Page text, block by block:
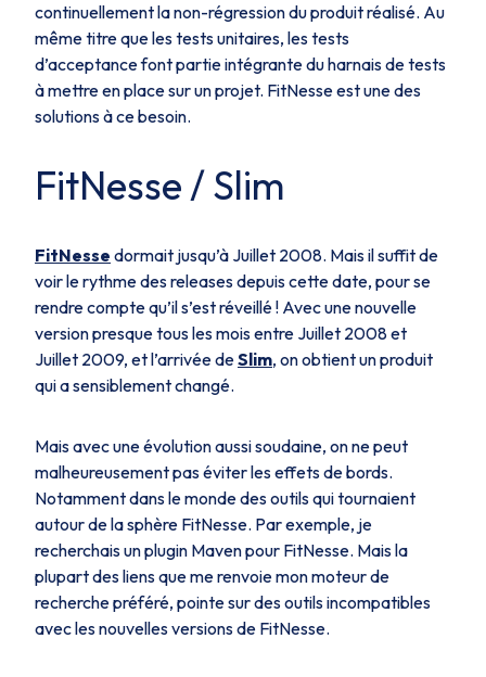
continuellement la non-régression du produit réalisé. Au
même titre que les tests unitaires, les tests
d’acceptance font partie intégrante du harnais de tests
à mettre en place sur un projet. FitNesse est une des
solutions à ce besoin.
FitNesse / Slim
FitNesse dormait jusqu’à Juillet 2008. Mais il suffit de
voir le rythme des releases depuis cette date, pour se
rendre compte qu’il s’est réveillé ! Avec une nouvelle
version presque tous les mois entre Juillet 2008 et
Juillet 2009, et l’arrivée deSlim, on obtient un produit
qui a sensiblement changé.
Mais avec une évolution aussi soudaine, on ne peut
malheureusement pas éviter les effets de bords.
Notamment dans le monde des outils qui tournaient
autour de la sphère FitNesse. Par exemple, je
recherchais un plugin Maven pour FitNesse. Mais la
plupart des liens que me renvoie mon moteur de
recherche préféré, pointe sur des outils incompatibles
avec les nouvelles versions de FitNesse.